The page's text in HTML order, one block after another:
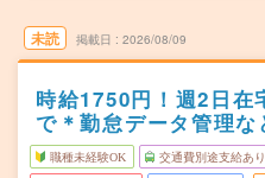
未読 掲載日 2026/08/09
時給1750円！週2日在
で＊勤怠データ管理な
職種未経験OK 交通費別途支給あり